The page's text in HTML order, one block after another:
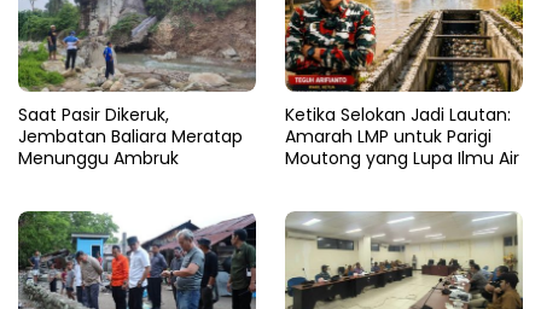
Saat Pasir Dikeruk,
Jembatan Baliara Meratap
Menunggu Ambruk
Ketika Selokan Jadi Lautan:
Amarah LMP untuk Parigi
Moutong yang Lupa Ilmu Air